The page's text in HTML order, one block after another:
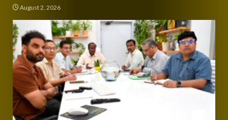
August 2, 2026